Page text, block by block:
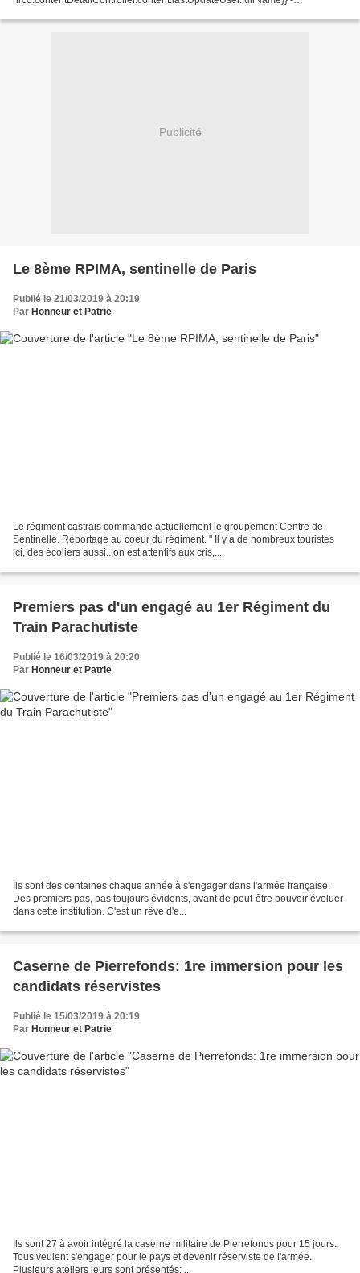
'dd/MM/yyyy'}}...
Publicité
Le 8ème RPIMA, sentinelle de Paris
Publié le 21/03/2019 à 20:19
Par Honneur et Patrie
Le régiment castrais commande actuellement le groupement Centre de
Sentinelle. Reportage au coeur du régiment. " Il y a de nombreux touristes
ici, des écoliers aussi...on est attentifs aux cris,...
Premiers pas d'un engagé au 1er Régiment du
Train Parachutiste
Publié le 16/03/2019 à 20:20
Par Honneur et Patrie
Ils sont des centaines chaque année à s'engager dans l'armée française.
Des premiers pas, pas toujours évidents, avant de peut-être pouvoir évoluer
dans cette institution. C'est un rêve d'e...
Caserne de Pierrefonds: 1re immersion pour les
candidats réservistes
Publié le 15/03/2019 à 20:19
Par Honneur et Patrie
Ils sont 27 à avoir intégré la caserne militaire de Pierrefonds pour 15 jours.
Tous veulent s'engager pour le pays et devenir réserviste de l'armée.
Plusieurs ateliers leurs sont présentés: ...